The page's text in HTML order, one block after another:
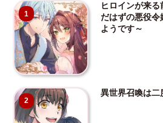
1
ヒロインが来
だはずの悪役令
ようです～
2
異世界召喚は二